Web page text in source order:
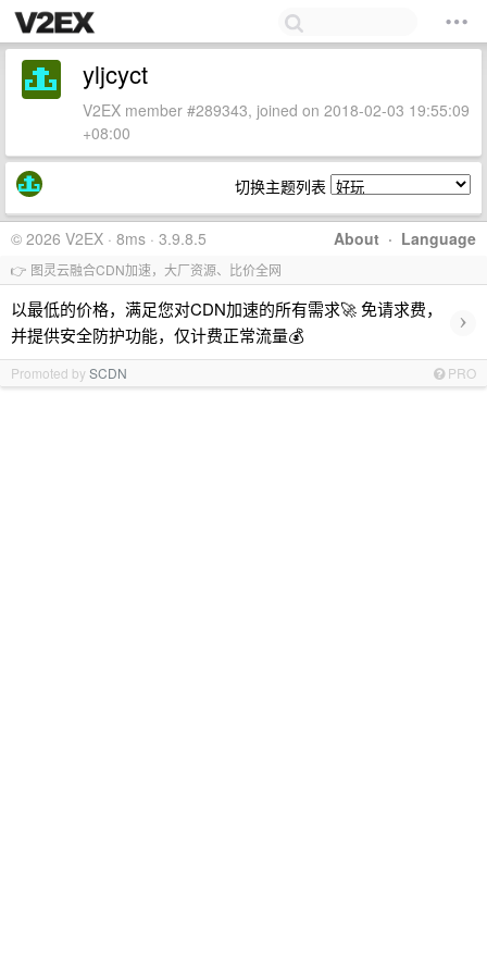
yljcyct
V2EX member #289343, joined on 2018-02-03 19:55:09
+08:00
切换主题列表
About · Language
© 2026 V2EX · 8ms · 3.9.8.5
👉 图灵云融合CDN加速，大厂资源、比价全网
以最低的价格，满足您对CDN加速的所有需求🚀 免请求费，
并提供安全防护功能，仅计费正常流量💰
›
Promoted bySCDN PRO